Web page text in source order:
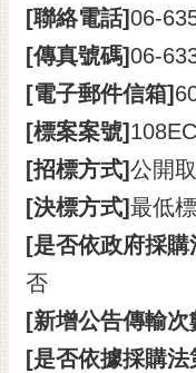
導
覽
訂
閱
RSS
訂
閱
電
子
報
市
民
[聯絡電話]06-
[傳真號碼]06-
[電子郵件信箱]
[標案案號]
[招標方式]公開
[決標方式]最低標
[是否依政府採
否
[新增公告傳輸次
[是否依據採購